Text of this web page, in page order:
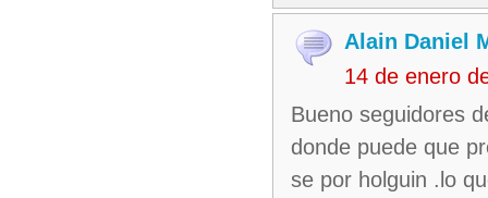
Alain Daniel
14 de enero
Bueno seguidores
donde puede que
se por holguin .lo